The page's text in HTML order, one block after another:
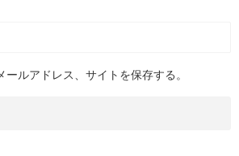
ルアドレス、サイトを保存する。